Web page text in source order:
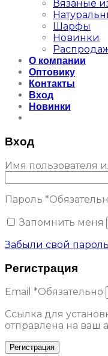
Вязаные
Шарфы
Новинки
О компании
Оптовику
Контакты
Вход
Новинки
Вход
Имя пользователя
Пароль *
Запомнить меня
Забыли свой
Регистрация
Email *Обязательно
Ссылка для
отправлена ​​на ваш
Регистрация